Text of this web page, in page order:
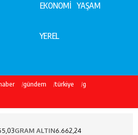
EKONOMİ YAŞAM
YEREL
gündem türkiye galatasaray
GRAM ALTIN6.662,24